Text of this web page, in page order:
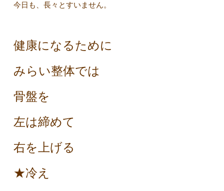
今日も、長々とすいません。
健康になるために
みらい整体では
骨盤を
左は締めて
右を上げる
★冷え